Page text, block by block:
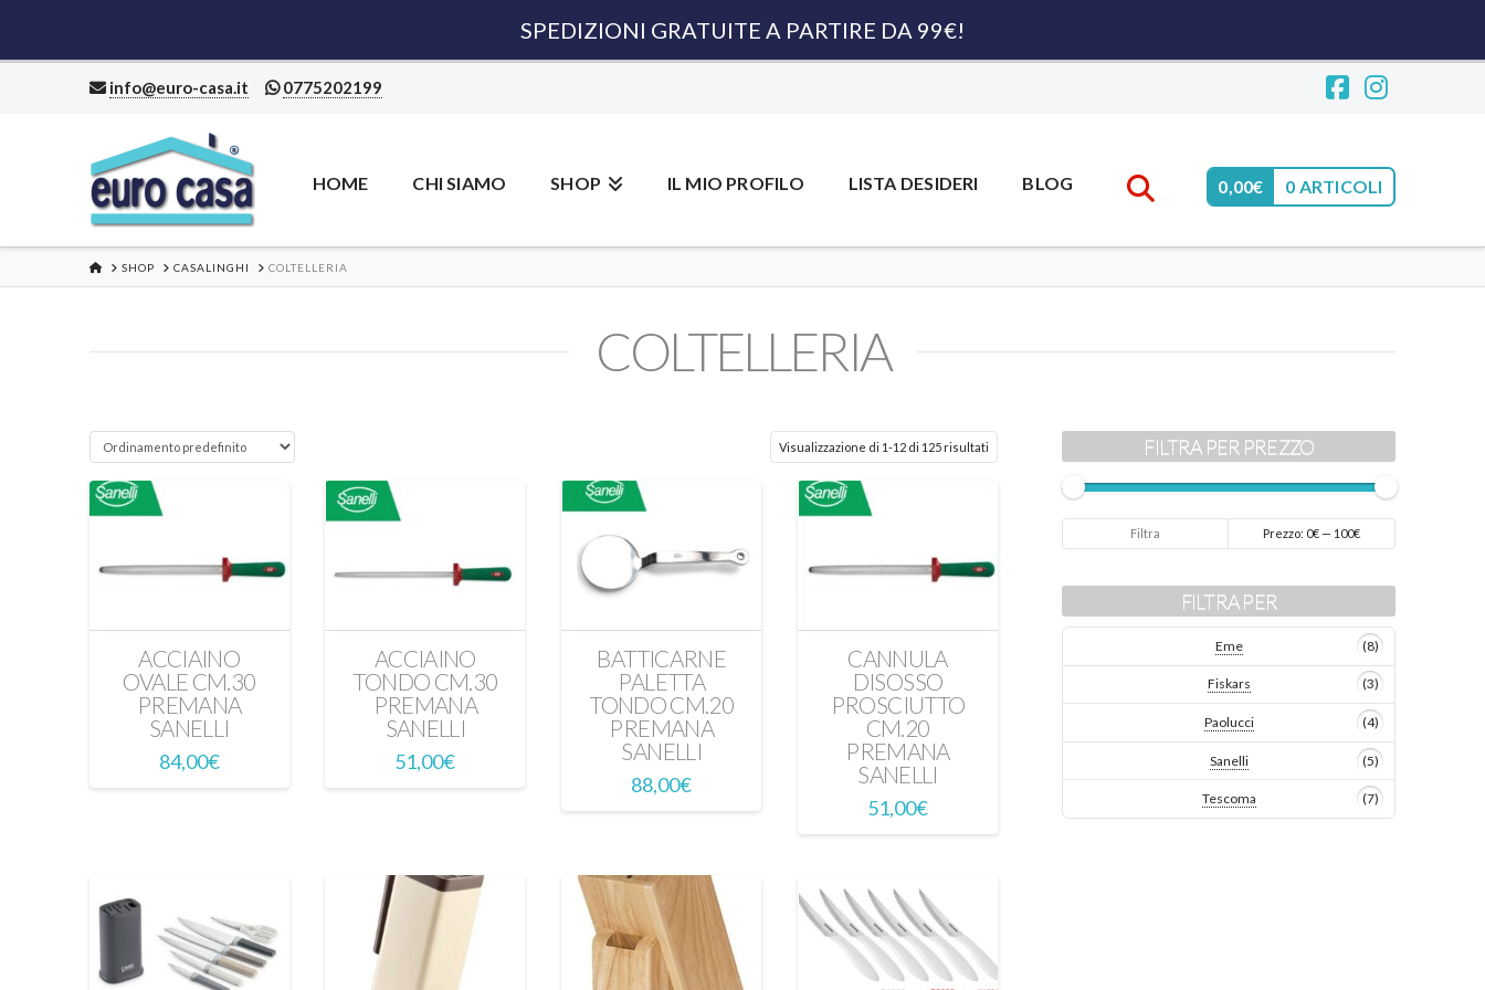
SPEDIZIONI GRATUITE A PARTIRE DA 99€!
info@euro-casa.it 0775202199
HOME CHI SIAMO SHOP IL MIO PROFILO LISTA DESIDERI BLOG 0,00€ 0 ARTICOLI
HOME
SHOP CASALINGHI COLTELLERIA
COLTELLERIA
Visualizzazione di 1-12 di 125 risultati
ACCIAINO
OVALE CM.30
PREMANA
SANELLI
84,00€
ACCIAINO
TONDO CM.30
PREMANA
SANELLI
51,00€
BATTICARNE
PALETTA
TONDO CM.20
PREMANA
SANELLI
88,00€
CANNULA
DISOSSO
PROSCIUTTO
CM.20
PREMANA
SANELLI
51,00€
FILTRA PER PREZZO
Min
Max
Filtra Prezzo: 0€— 100€
FILTRA PER
Eme (8)
Fiskars (3)
Paolucci (4)
Sanelli (5)
Tescoma (7)